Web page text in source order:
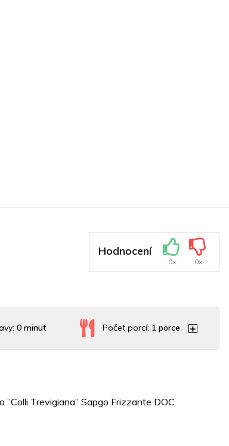
Hodnocení
0x 0x
0 minut Počet porcí: 1 porce
”Colli Trevigiana” Sapgo Frizzante DOC